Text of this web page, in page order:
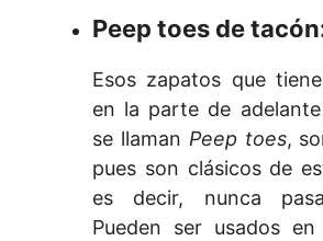
Peep toes de
Esos zapatos que
en la parte de
se llaman Peep toes,
pues son clásicos de
es decir, nunca
Pueden ser usados